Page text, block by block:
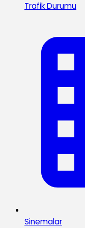
Trafik Durumu
Sinemalar